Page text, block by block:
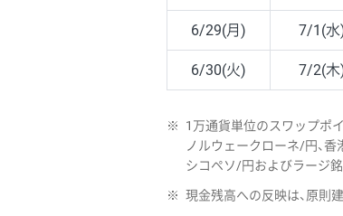
6/29(月) 7/1(水
6/30(火) 7/2(木
※
1万通貨単位のスワップポ
ノルウェークローネ/円、
シコペソ/円およびラージ銘
※ 現金残高への反映は、原則